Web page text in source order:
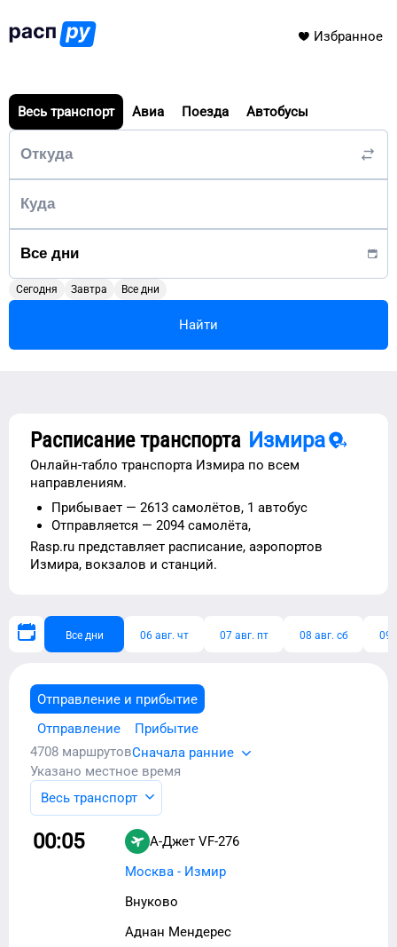
Избранное
Весь транспорт Авиа Поезда Автобусы
Сегодня Завтра Все дни
Найти
Расписание транспорта Измира
Онлайн-табло транспорта Измира по всем
направлениям.
Прибывает — 2613 самолётов, 1 автобус
Отправляется — 2094 самолёта,
Rasp.ru представляет расписание, аэропортов
Измира, вокзалов и станций.
Все дни 06 авг. чт 07 авг. пт 08 авг. сб 09
Отправление и прибытие
Отправление
Прибытие
4708 маршрутовСначала ранние
Указано местное время
Весь транспорт
00:05 А-Джет VF-276
Москва - Измир
Внуково
Аднан Мендерес